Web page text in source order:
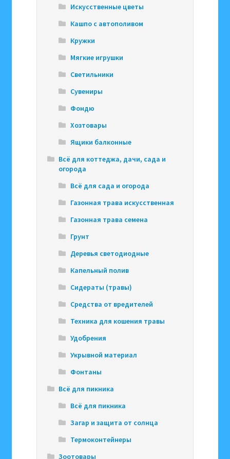
Искусственные цветы
Кашпо с автополивом
Кружки
Мягкие игрушки
Светильники
Сувениры
Фондю
Хозтовары
Ящики балконные
Всё для коттеджа, дачи, сада и
огорода
Всё для сада и огорода
Газонная трава искусственная
Газонная трава семена
Грунт
Деревья светодиодные
Капельный полив
Сидераты (травы)
Средства от вредителей
Техника для кошения травы
Удобрения
Укрывной материал
Фонтаны
Всё для пикника
Всё для пикника
Загар и защита от солнца
Термоконтейнеры
Зоотовары